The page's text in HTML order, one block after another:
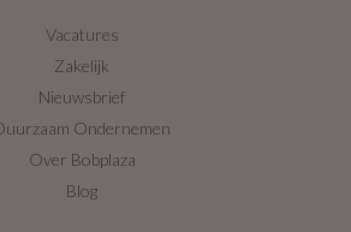
Vacatures
Zakelijk
Nieuwsbrief
Ondernemen
Over Bobplaza
Blog